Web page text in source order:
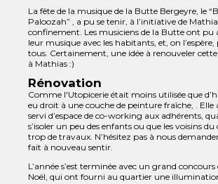
La fête de la musique de la Butte Bergeyre, le
Paloozah” , a pu se tenir, à l’initiative de
confinement. Les musiciens de la Butte ont pu
leur musique avec les habitants, et, on
tous. Certainement, une idée à renouveler
à Mathias :)
Rénovation
Comme l'Utopicerie était moins utilisée que
eu droit à une couche de peinture fraîche, . Elle
servi d’espace de co-working aux adhérents,
s’isoler un peu des enfants ou que les voisins du
trop de travaux. N’hésitez pas à nous
fait à nouveau sentir.
L’année s’est terminée avec un grand
Noël, qui ont fourni au quartier une